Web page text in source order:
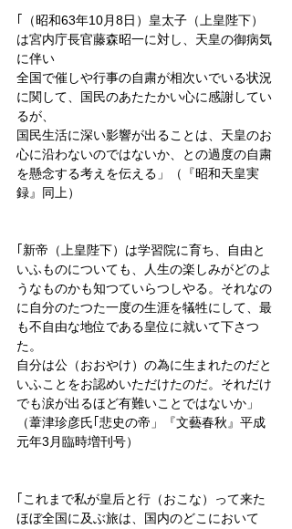
｢（昭和63年10月8日）皇太子（上皇陛下）
は宮内庁長官藤森昭一に対し、天皇の御病気
に伴い
全国で催しや行事の自粛が相次いでいる状況
に関して、国民のあたたかい心に感謝してい
るが、
国民生活に深い影響が出ることは、天皇のお
心に沿わないのではないか、との過度の自粛
を懸念する考えを伝える」（『昭和天皇実
録』同上）
｢新帝（上皇陛下）は学習院に育ち、自由と
いふものについても、人生の楽しみがどのよ
うなものかも知つていらつしやる。それなの
に自分のたつた一度の生涯を犠牲にして、最
も不自由な地位である皇位に就いて下さつ
た。
自分は公（おおやけ）の為に生まれたのだと
いふことをお認めいただけたのだ。それだけ
でも涙が出るほど有難いことではないか」
（葦津珍彦氏｢悲史の帝」『文藝春秋』平成
元年3月臨時増刊号）
｢これまで私が皇后と行（おこな）って来た
ほぼ全国に及ぶ旅は、国内のどこにおいて